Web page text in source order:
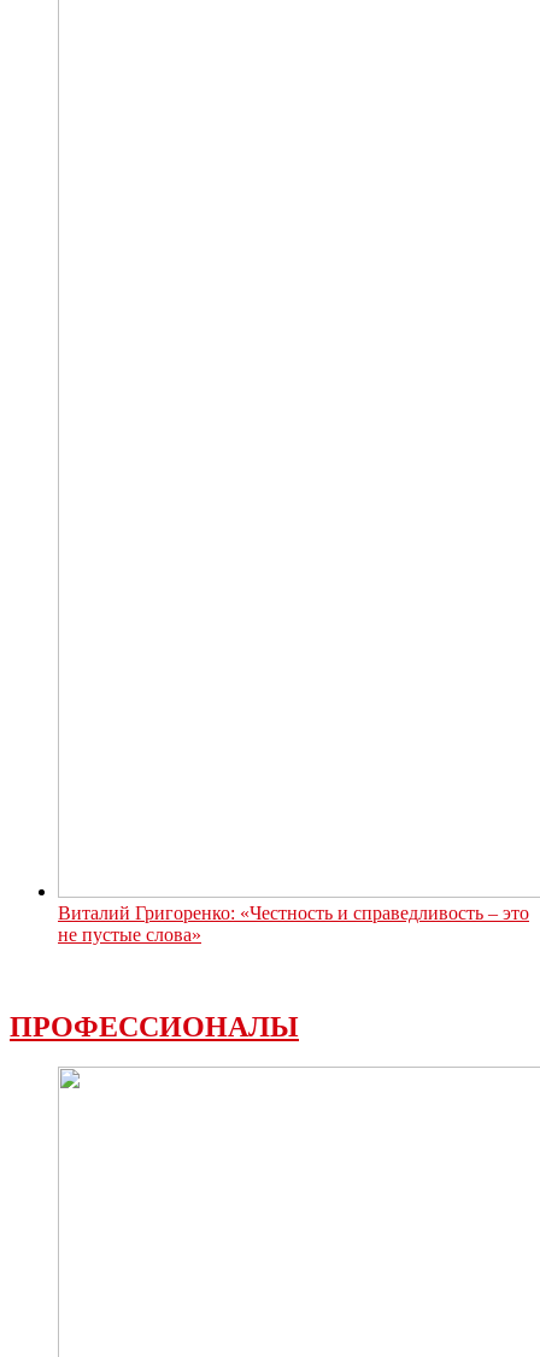
Виталий Григоренко: «Честность и справедливость – это
не пустые слова»
ПРОФЕССИОНАЛЫ